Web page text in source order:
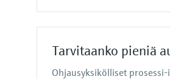
Tarvitaanko pieniä
Ohjausyksikölliset